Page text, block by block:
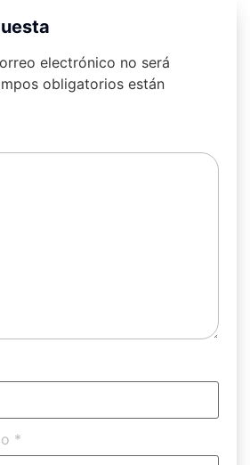
electrónico no será
obligatorios están
*